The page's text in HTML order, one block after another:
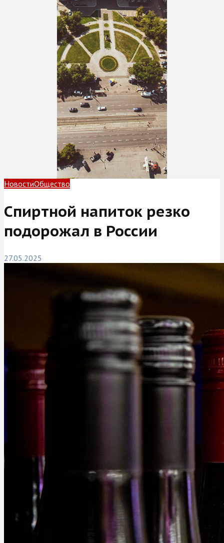
НовостиОбщество
Спиртной напиток резко
подорожал в России
27.05.2025